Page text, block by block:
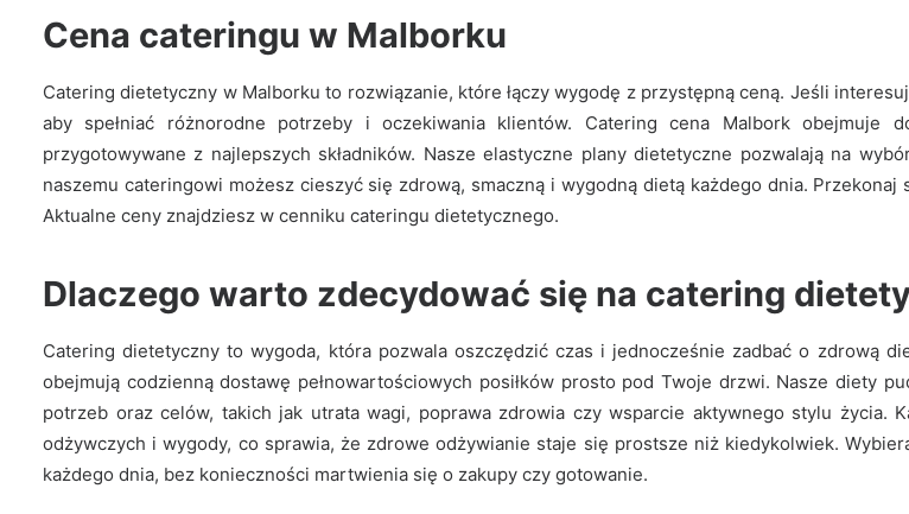
Cena cateringu w Malborku
Catering dietetyczny w Malborku to rozwiązanie, które łączy wygodę z przystępną ceną. Jeśli
aby spełniać różnorodne potrzeby i oczekiwania klientów. Catering cena Malbork obejmuje
przygotowywane z najlepszych składników. Nasze elastyczne plany dietetyczne pozwalają na
naszemu cateringowi możesz cieszyć się zdrową, smaczną i wygodną dietą każdego dnia.
Aktualne ceny znajdziesz w cenniku cateringu dietetycznego.
Dlaczego warto zdecydować się na catering
Catering dietetyczny to wygoda, która pozwala oszczędzić czas i jednocześnie zadbać o zdrową
obejmują codzienną dostawę pełnowartościowych posiłków prosto pod Twoje drzwi. Nasze diety
potrzeb oraz celów, takich jak utrata wagi, poprawa zdrowia czy wsparcie aktywnego stylu życia.
odżywczych i wygody, co sprawia, że zdrowe odżywianie staje się prostsze niż kiedykolwiek.
każdego dnia, bez konieczności martwienia się o zakupy czy gotowanie.